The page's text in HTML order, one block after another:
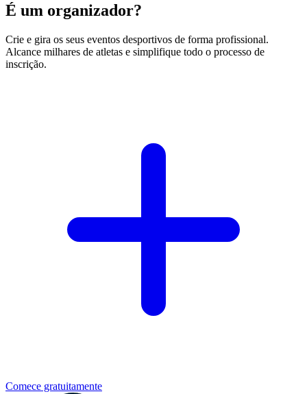
É um organizador?
Crie e gira os seus eventos desportivos de forma profissional.
Alcance milhares de atletas e simplifique todo o processo de
inscrição.
Comece gratuitamente